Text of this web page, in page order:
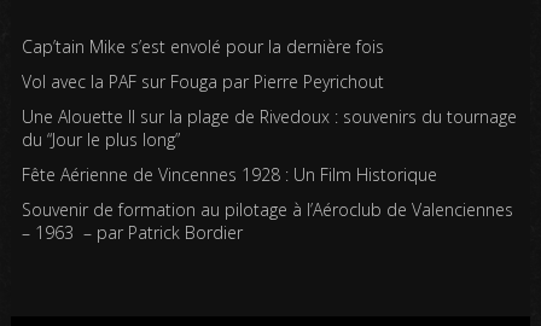
Cap’tain Mike s’est envolé pour la dernière fois
Vol avec la PAF sur Fouga par Pierre Peyrichout
Une Alouette II sur la plage de Rivedoux : souvenirs du tournage
du “Jour le plus long”
Fête Aérienne de Vincennes 1928 : Un Film Historique
Souvenir de formation au pilotage à l’Aéroclub de Valenciennes
– 1963 – par Patrick Bordier